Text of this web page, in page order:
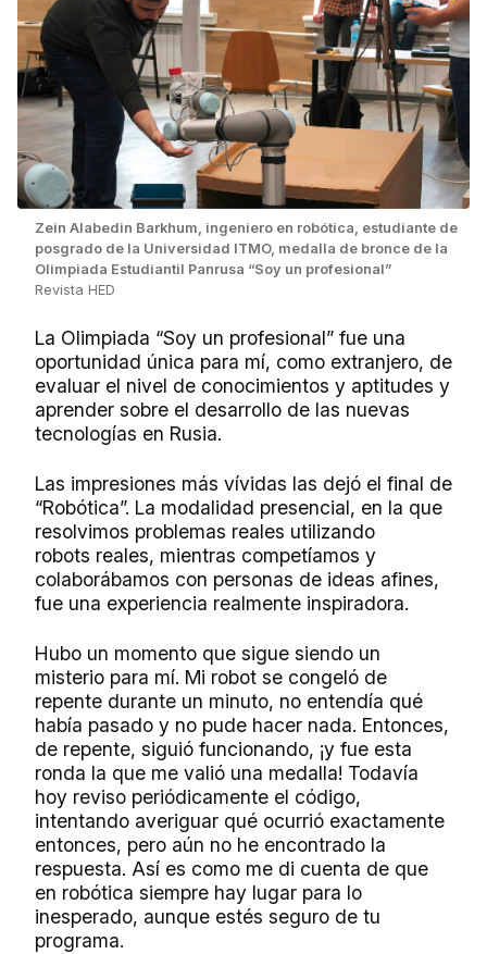
Zein Alabedin Barkhum, ingeniero en robótica, estudiante de
posgrado de la Universidad ITMO, medalla de bronce de la
Olimpiada Estudiantil Panrusa “Soy un profesional”
Revista HED
La Olimpiada “Soy un profesional” fue una
oportunidad única para mí, como extranjero, de
evaluar el nivel de conocimientos y aptitudes y
aprender sobre el desarrollo de las nuevas
tecnologías en Rusia.
Las impresiones más vívidas las dejó el final de
“Robótica”. La modalidad presencial, en la que
resolvimos problemas reales utilizando
robots reales, mientras competíamos y
colaborábamos con personas de ideas afines,
fue una experiencia realmente inspiradora.
Hubo un momento que sigue siendo un
misterio para mí. Mi robot se congeló de
repente durante un minuto, no entendía qué
había pasado y no pude hacer nada. Entonces,
de repente, siguió funcionando, ¡y fue esta
ronda la que me valió una medalla! Todavía
hoy reviso periódicamente el código,
intentando averiguar qué ocurrió exactamente
entonces, pero aún no he encontrado la
respuesta. Así es como me di cuenta de que
en robótica siempre hay lugar para lo
inesperado, aunque estés seguro de tu
programa.